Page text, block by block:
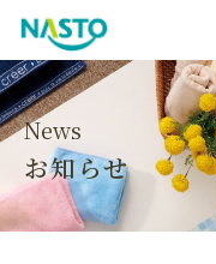
News
お知らせ